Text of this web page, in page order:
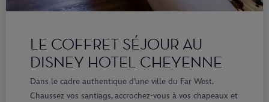
LE COFFRET SÉJOUR AU
DISNEY HOTEL CHEYENNE
Dans le cadre authentique d’une ville du Far West.
Chaussez vos santiags, accrochez-vous à vos chapeaux et